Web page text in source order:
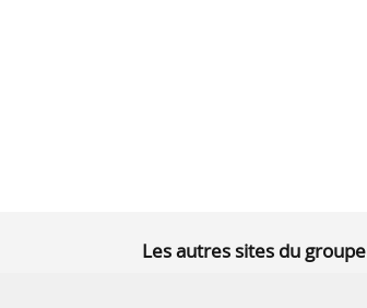
Les autres sites du groupe